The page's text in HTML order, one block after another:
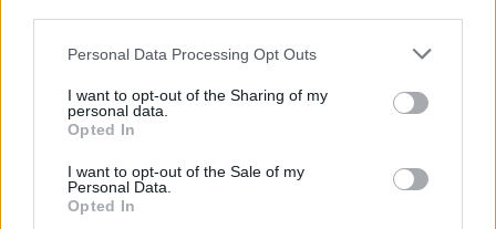
Personal Data Processing Opt Outs
I want to opt-out of the Sharing of my
personal data.
Opted In
I want to opt-out of the Sale of my
Personal Data.
Opted In
Астронавти на NASA излязоха в
открития космос